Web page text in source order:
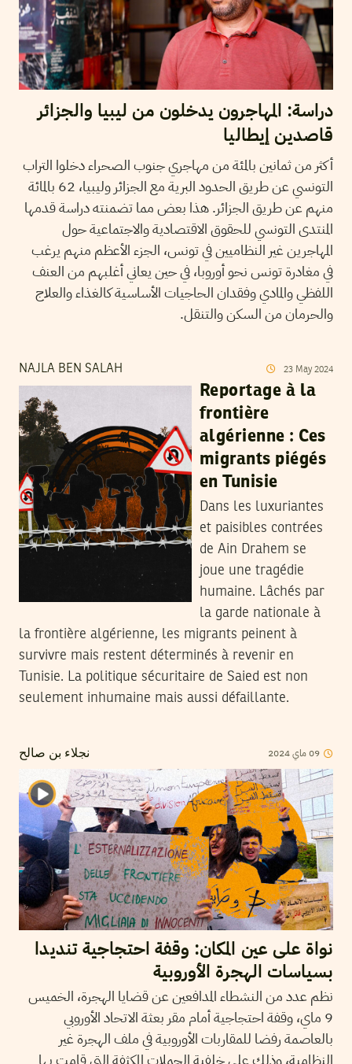
دراسة: المهاجرون يدخلون من ليبيا والجزائر
قاصدين إيطاليا
أكثر من ثمانين بالمئة من مهاجري جنوب الصحراء دخلوا التراب
التونسي عن طريق الحدود البرية مع الجزائر وليبيا، 62 بالمائة
منهم عن طريق الجزائر. هذا بعض مما تضمنته دراسة قدمها
المنتدى التونسي للحقوق الاقتصادية والاجتماعية حول
المهاجرين غير النظاميين في تونس، الجزء الأعظم منهم يرغب
في مغادرة تونس نحو أوروبا، في حين يعاني أغلبهم من العنف
اللفظي والمادي وفقدان الحاجيات الأساسية كالغذاء والعلاج
والحرمان من السكن والتنقل.
NAJLA BEN SALAH 23 May 2024
Reportage à la
frontière
algérienne : Ces
migrants piégés
en Tunisie
Dans les luxuriantes
et paisibles contrées
de Ain Drahem se
joue une tragédie
humaine. Lâchés par
la garde nationale à
la frontière algérienne, les migrants peinent à
survivre mais restent déterminés à revenir en
Tunisie. La politique sécuritaire de Saied est non
seulement inhumaine mais aussi défaillante.
نجلاء بن صالح 09ماي2024
نواة على عين المكان: وقفة احتجاجية تنديدا
بسياسات الهجرة الأوروبية
نظم عدد من النشطاء المدافعين عن قضايا الهجرة، الخميس
9 ماي، وقفة احتجاجية أمام مقر بعثة الاتحاد الأوروبي
بالعاصمة رفضا للمقاربات الأوروبية في ملف الهجرة غير